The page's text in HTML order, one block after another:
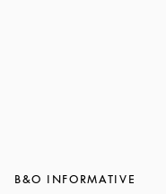
B&O INFORMATIVE